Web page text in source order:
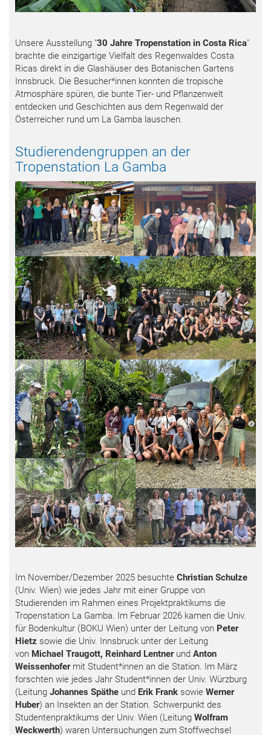
Unsere Ausstellung "30 Jahre Tropenstation in Costa Rica"
brachte die einzigartige Vielfalt des Regenwaldes Costa
Ricas direkt in die Glashäuser des Botanischen Gartens
Innsbruck. Die Besucher*innen konnten die tropische
Atmosphäre spüren, die bunte Tier- und Pflanzenwelt
entdecken und Geschichten aus dem Regenwald der
Österreicher rund um La Gamba lauschen.
Studierendengruppen an der
Tropenstation La Gamba
Im November/Dezember 2025 besuchte Christian Schulze
(Univ. Wien) wie jedes Jahr mit einer Gruppe von
Studierenden im Rahmen eines Projektpraktikums die
Tropenstation La Gamba. Im Februar 2026 kamen die Univ.
für Bodenkultur (BOKU Wien) unter der Leitung von Peter
Hietz sowie die Univ. Innsbruck unter der Leitung
von Michael Traugott, Reinhard Lentner und Anton
Weissenhofermit Student*innen an die Station. Im März
forschten wie jedes Jahr Student*innen der Univ. Würzburg
(Leitung Johannes Späthe und Erik Frank sowie Werner
Huber) an Insekten an der Station. Schwerpunkt des
Studentenpraktikums der Univ. Wien (Leitung Wolfram
Weckwerth) waren Untersuchungen zum Stoffwechsel